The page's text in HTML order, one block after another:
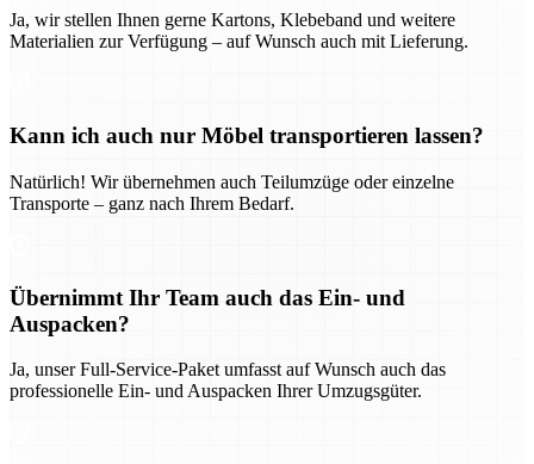
Ja, wir stellen Ihnen gerne Kartons, Klebeband und weitere
Materialien zur Verfügung – auf Wunsch auch mit Lieferung.
Kann ich auch nur Möbel transportieren lassen?
Natürlich! Wir übernehmen auch Teilumzüge oder einzelne
Transporte – ganz nach Ihrem Bedarf.
Übernimmt Ihr Team auch das Ein- und
Auspacken?
Ja, unser Full-Service-Paket umfasst auf Wunsch auch das
professionelle Ein- und Auspacken Ihrer Umzugsgüter.